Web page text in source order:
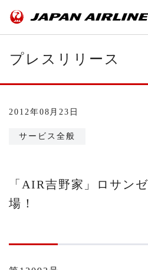
プレスリリース
2012年08月23日
サービス全般
「AIR吉野家」ロサン
場！